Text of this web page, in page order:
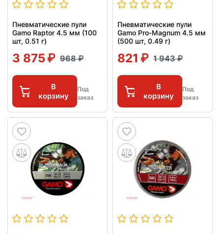
Пневматические пули
Gamo Raptor 4.5 мм (100
шт, 0.51 г)
3 875 968
В
корзину
Под
заказ
Пневматические пули
Gamo Pro-Magnum 4.5 мм
(500 шт, 0.49 г)
821 1 943
В
корзину
Под
заказ